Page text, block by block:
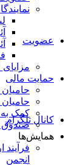
عضویت
کانال تلگرام
حمایت مالی
کمک به
صندوق
همایش‌ها
انجمن